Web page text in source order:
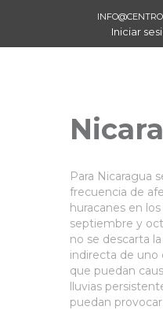
Iniciar
Para Nicaragua
frecuencia de
huracanes en
septiembre y
no se descarta
indirecta de uno
que puedan
lluvias
puedan